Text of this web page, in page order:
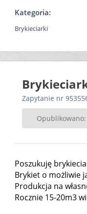
Kategoria:
Brykieciarki
Zapytanie nr
Poszukuję
Brykiet o możliwie
Produkcja na
Rocznie 15-20m3